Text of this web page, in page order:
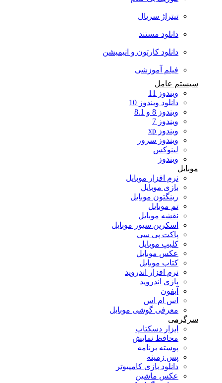
تیتراژ سریال
دانلود مستند
دانلود کارتون و انیمیشن
فیلم آموزشی
سیستم عامل
ویندوز 11
دانلود ویندوز 10
ویندوز 8 و 8.1
ویندوز 7
ویندوز xp
ویندوز سرور
لینوکس
ویندوز
موبایل
نرم افزار موبایل
بازی موبایل
رینگتون موبایل
تم موبایل
نقشه موبایل
اسکرین سیور موبایل
پاکت پی سی
کلیپ موبایل
عکس موبایل
کتاب موبایل
نرم افزار اندروید
بازی اندروید
آیفون
اس ام اس
معرفی گوشی موبایل
سرگرمی
ابزار دسکتاپ
محافظ نمایش
پوسته برنامه
پس زمینه
دانلود بازی کامپیوتر
عکس ماشین